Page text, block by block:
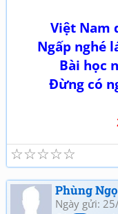
Việt Nam
Ngấp nghé
Bài học
Đừng có
☆
☆
☆
☆
☆
Phùng
Ngày gửi: